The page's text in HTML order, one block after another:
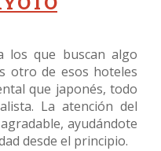
los que buscan algo
otro de esos hoteles
que japonés, todo
La atención del
ayudándote
desde el principio.